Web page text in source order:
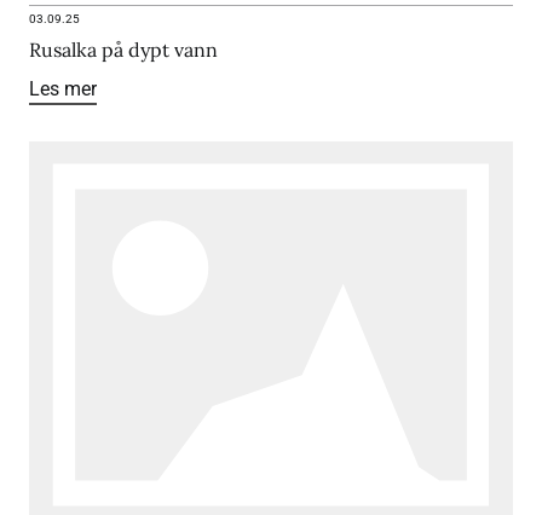
03.09.25
Rusalka på dypt vann
Les mer